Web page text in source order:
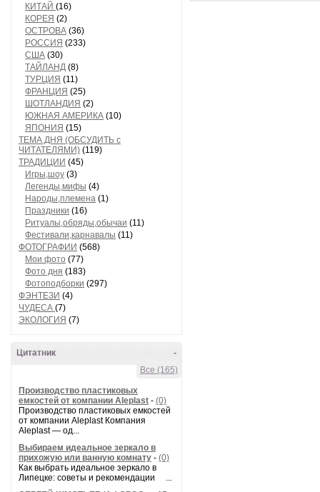
КИТАЙ (16)
КОРЕЯ (2)
ОСТРОВА (36)
РОССИЯ (233)
США (30)
ТАЙЛАНД (8)
ТУРЦИЯ (11)
ФРАНЦИЯ (25)
ШОТЛАНДИЯ (2)
ЮЖНАЯ АМЕРИКА (10)
ЯПОНИЯ (15)
ТЕМА ДНЯ (ОБСУДИТЬ с
ЧИТАТЕЛЯМИ) (119)
ТРАДИЦИИ (45)
Игры,шоу (3)
Легенды,мифы (4)
Народы,племена (1)
Праздники (16)
Ритуалы,обряды,обычаи (11)
Фестивали,карнавалы (11)
ФОТОГРАФИИ (568)
Мои фото (77)
Фото дня (183)
Фотоподборки (297)
ФЭНТЕЗИ (4)
ЧУДЕСА (7)
ЭКОЛОГИЯ (7)
-
Цитатник
Все (165)
Производство пластиковых
емкостей от компании Aleplast - (0)
Производство пластиковых емкостей
от компании Aleplast Компания
Aleplast — од...
Выбираем идеальное зеркало в
прихожую или ванную комнату - (0)
Как выбрать идеальное зеркало в
Липецке: советы и рекомендации ...